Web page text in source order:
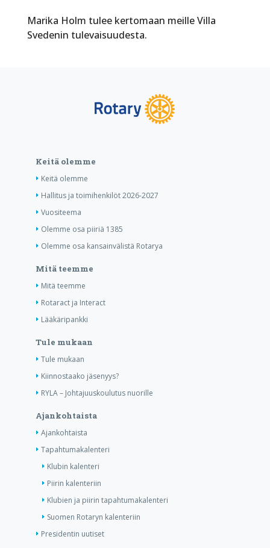
Marika Holm tulee kertomaan meille Villa
Svedenin tulevaisuudesta.
Keitä olemme
Keitä olemme
Hallitus ja toimihenkilöt 2026-2027
Vuositeema
Olemme osa piiriä 1385
Olemme osa kansainvälistä Rotarya
Mitä teemme
Mitä teemme
Rotaract ja Interact
Lääkäripankki
Tule mukaan
Tule mukaan
Kiinnostaako jäsenyys?
RYLA – Johtajuuskoulutus nuorille
Ajankohtaista
Ajankohtaista
Tapahtumakalenteri
Klubin kalenteri
Piirin kalenteriin
Klubien ja piirin tapahtumakalenteri
Suomen Rotaryn kalenteriin
Presidentin uutiset